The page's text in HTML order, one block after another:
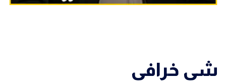
شي خرافي